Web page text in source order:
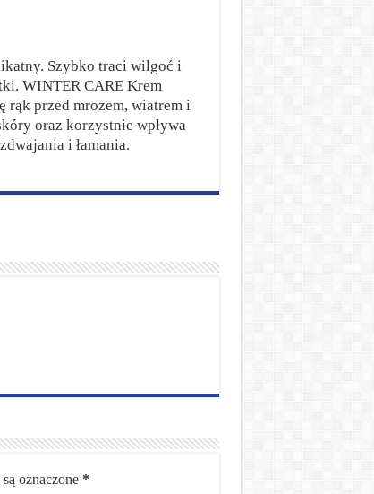
Szybko traci wilgoć i
WINTER CARE Krem
rąk przed mrozem, wiatrem i
oraz korzystnie wpływa
i łamania.
oznaczone *